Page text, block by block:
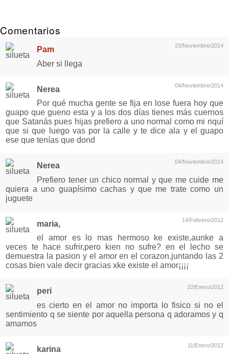
Comentarios
23/Noviembre/2014
Pam
Aber si llega
04/Noviembre/2014
Nerea
Por qué mucha gente se fija en lose fuera hoy que
guapo que gueno esta y a los dos días tienes más cuernos
que Satanás pues hijas prefiero a uno normal como mi riquí
que si que luego vas por la calle y te dice ala y el guapo
ese que tenías que dond
04/Noviembre/2014
Nerea
Prefiero tener un chico normal y que me cuide me
quiera a uno guapísimo cachas y que me trate como un
juguete
14/Febrero/2012
maria,
el amor es lo mas hermoso ke existe,aunke a
veces te hace sufrir,pero kien no sufre? en el lecho se
demuestra la pasion y el amor en el corazon.juntando las 2
cosas bien vale decir gracias xke existe el amor¡¡¡¡
22/Enero/2012
peri
es cierto en el amor no importa lo fisico si no el
sentimiento q se siente por aquella persona q adoramos y q
amamos
11/Enero/2012
karina